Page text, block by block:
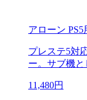
アローン
プレステ5対
ー。サブ機と
11,480円